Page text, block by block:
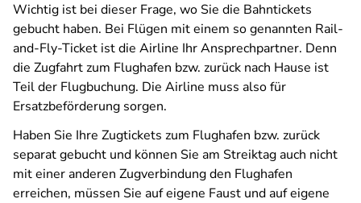
Wichtig ist bei dieser Frage, wo Sie die Bahntickets
gebucht haben. Bei Flügen mit einem so genannten Rail-
and-Fly-Ticket ist die Airline Ihr Ansprechpartner. Denn
die Zugfahrt zum Flughafen bzw. zurück nach Hause ist
Teil der Flugbuchung. Die Airline muss also für
Ersatzbeförderung sorgen.
Haben Sie Ihre Zugtickets zum Flughafen bzw. zurück
separat gebucht und können Sie am Streiktag auch nicht
mit einer anderen Zugverbindung den Flughafen
erreichen, müssen Sie auf eigene Faust und auf eigene